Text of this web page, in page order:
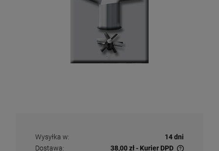
Wysyłka w:
14 dni
Dostawa:
38,00 zł- Kurier DPD